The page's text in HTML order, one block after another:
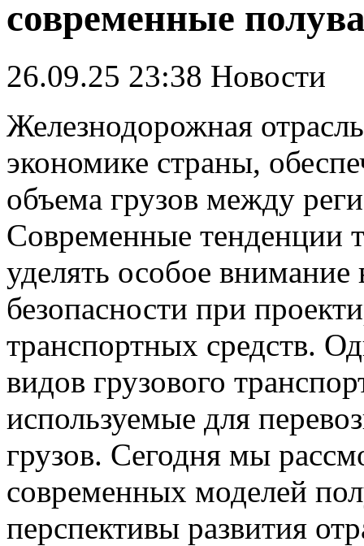
современные
26.09.25 23:38 Новости
Железнодорожная
экономике страны,
объема грузов между
Современные тенденции
уделять особое
безопасности при
транспортных средств.
видов грузового
используемые для
грузов. Сегодня мы
современных моделей
перспективы развития